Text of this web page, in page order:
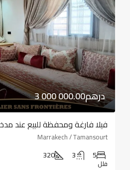
3 000 000.00درهم
Marrakech / Tamansourt
5
3
320
فلل